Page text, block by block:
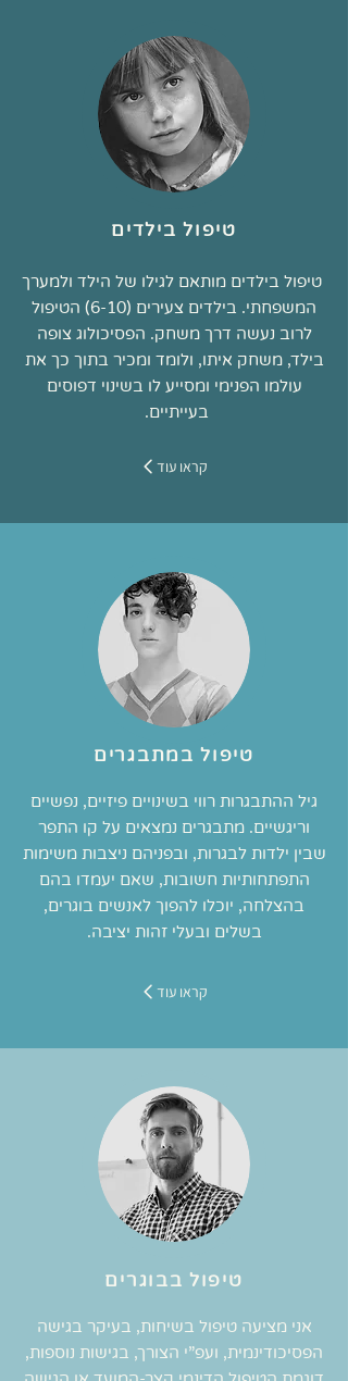
טיפול בילדים
טיפול בילדים מותאם לגילו של הילד ולמערך
המשפחתי. בילדים צעירים (6-10) הטיפול
לרוב נעשה דרך משחק. הפסיכולוג צופה
בילד, משחק איתו, ולומד ומכיר בתוך כך את
עולמו הפנימי ומסייע לו בשינוי דפוסים
בעייתיים.
קראו עוד
טיפול במתבגרים
גיל ההתבגרות רווי בשינויים פיזיים, נפשיים
וריגשיים. מתבגרים נמצאים על קו התפר
שבין ילדות לבגרות, ובפניהם ניצבות משימות
התפתחותיות חשובות, שאם יעמדו בהם
בהצלחה, יוכלו להפוך לאנשים בוגרים,
בשלים ובעלי זהות יציבה.
קראו עוד
טיפול בבוגרים
אני מציעה טיפול בשיחות, בעיקר בגישה
הפסיכודינמית, ועפ”י הצורך, בגישות נוספות,